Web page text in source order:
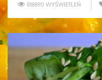
818890 WYŚWIETLEŃ